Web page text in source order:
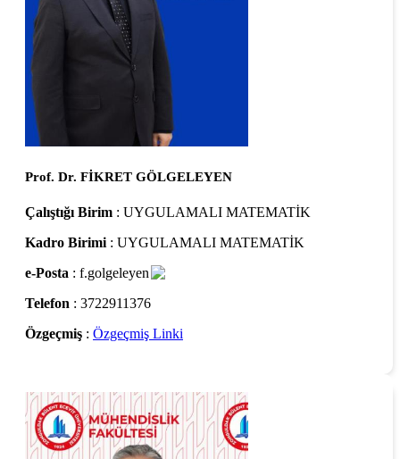
Prof. Dr. FİKRET GÖLGELEYEN
Çalıştığı Birim : UYGULAMALI MATEMATİK
Kadro Birimi : UYGULAMALI MATEMATİK
e-Posta : f.golgeleyen
Telefon : 3722911376
Özgeçmiş : Özgeçmiş Linki